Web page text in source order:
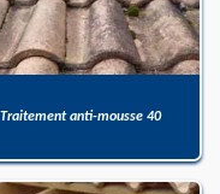
Traitement anti-mousse 40